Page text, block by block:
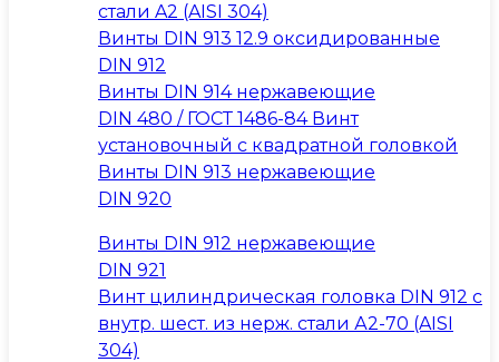
стали A2 (AISI 304)
Винты DIN 913 12.9 оксидированные
DIN 912
Винты DIN 914 нержавеющие
DIN 480 / ГОСТ 1486-84 Винт
установочный с квадратной головкой
Винты DIN 913 нержавеющие
DIN 920
Винты DIN 912 нержавеющие
DIN 921
Винт цилиндрическая головка DIN 912 с
внутр. шест. из нерж. стали А2-70 (AISI
304)